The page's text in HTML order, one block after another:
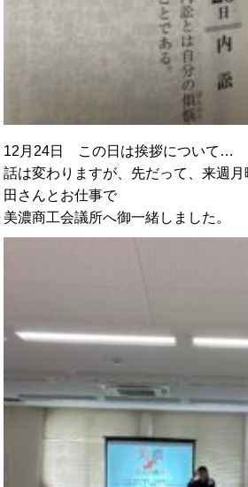
12月24日 この日は挨拶について…
話は変わりますが、先だって、来週月
田さんとお仕事で
美濃商工会議所へ御一緒しました。